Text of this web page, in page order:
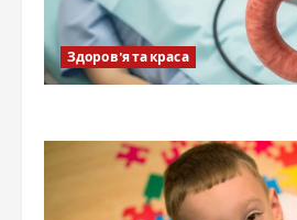
Здоров'я та краса